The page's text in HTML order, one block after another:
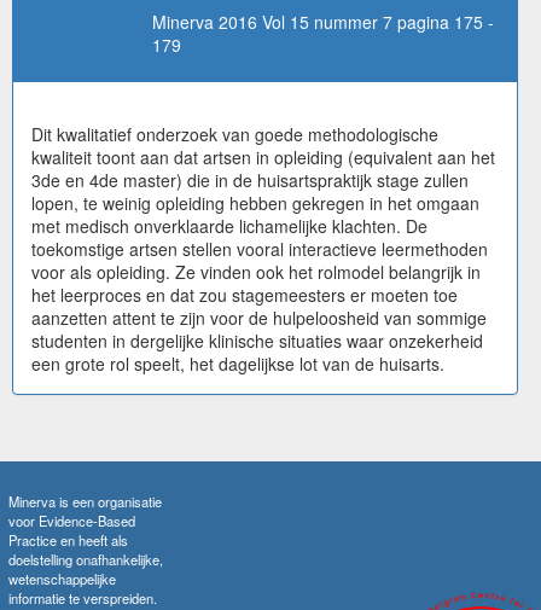
Minerva 2016 Vol 15 nummer 7 pagina 175 -
179
Dit kwalitatief onderzoek van goede methodologische
kwaliteit toont aan dat artsen in opleiding (equivalent aan het
3de en 4de master) die in de huisartspraktijk stage zullen
lopen, te weinig opleiding hebben gekregen in het omgaan
met medisch onverklaarde lichamelijke klachten. De
toekomstige artsen stellen vooral interactieve leermethoden
voor als opleiding. Ze vinden ook het rolmodel belangrijk in
het leerproces en dat zou stagemeesters er moeten toe
aanzetten attent te zijn voor de hulpeloosheid van sommige
studenten in dergelijke klinische situaties waar onzekerheid
een grote rol speelt, het dagelijkse lot van de huisarts.
Minerva is een organisatie
voor Evidence-Based
Practice en heeft als
doelstelling onafhankelijke,
wetenschappelijke
informatie te verspreiden.